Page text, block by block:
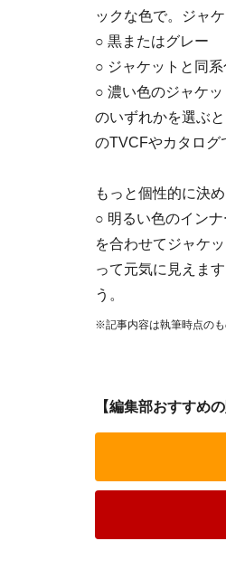
ックな色で。ジャ
○ 黒またはグレー
○ ジャケットと同
○ 濃い色のジャケ
のいずれかを選ぶ
のTVCFやカタログ
もっと個性的に決
○ 明るい色のイン
を合わせてジャケ
って元気に見えま
う。
※記事内容は執筆時点のも
【編集部おすすめ